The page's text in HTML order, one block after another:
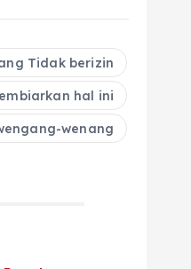
Tidak berizin
hal ini
wenang